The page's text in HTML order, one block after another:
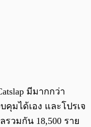
มีมากกว่า
คุมได้เอง และโปรเจ
วมกัน 18,500 ราย